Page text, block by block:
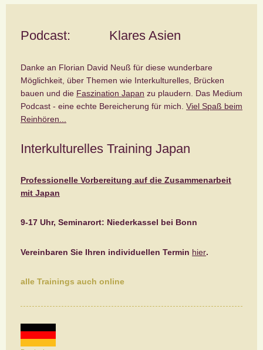
Podcast: Klares Asien
Danke an Florian David Neuß für diese wunderbare
Möglichkeit, über Themen wie Interkulturelles, Brücken
bauen und die Faszination Japan zu plaudern. Das Medium
Podcast - eine echte Bereicherung für mich. Viel Spaß beim
Reinhören...
Interkulturelles Training Japan
Professionelle Vorbereitung auf die Zusammenarbeit
mit Japan
9-17 Uhr, Seminarort: Niederkassel bei Bonn
Vereinbaren Sie Ihren individuellen Termin hier.
alle Trainings auch online